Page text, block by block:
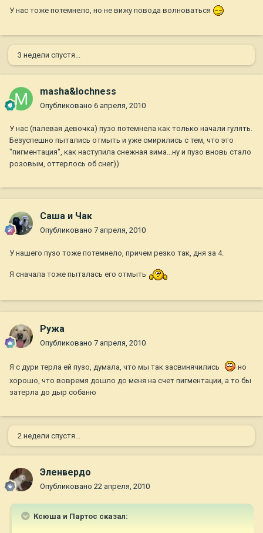
У нас тоже потемнело, но не вижу повода волноваться
3 недели спустя...
masha&lochness
Опубликовано 6 апреля, 2010
У нас (палевая девочка) пузо потемнела как только начали гулять.
Безуспешно пытались отмыть и уже смирились с тем, что это
"пигментация", как наступила снежная зима...ну и пузо вновь стало
розовым, оттерлось об снег))
Саша и Чак
Опубликовано 7 апреля, 2010
У нашего пузо тоже потемнело, причем резко так, дня за 4.
Я сначала тоже пыталась его отмыть
Ружа
Опубликовано 7 апреля, 2010
Я с дури терла ей пузо, думала, что мы так засвинячились
но
хорошо, что вовремя дошло до меня на счет пигментации, а то бы
затерла до дыр собаню
2 недели спустя...
Эленвердо
Опубликовано 22 апреля, 2010
Ксюша и Партос сказал: